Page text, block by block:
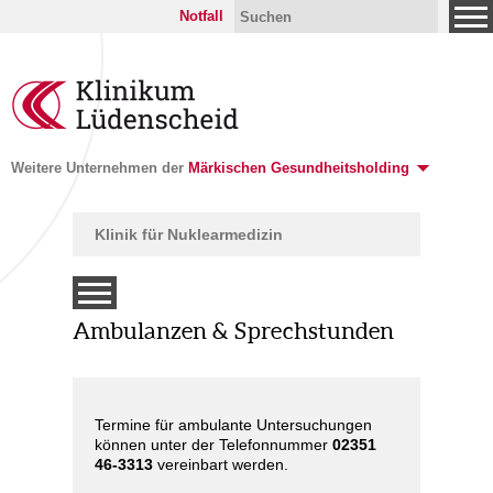
Notfall
Weitere Unternehmen der Märkischen Gesundheitsholding
Klinik für Nuklearmedizin
Ambulanzen & Sprechstunden
Termine für ambulante Untersuchungen
können unter der Telefonnummer 02351
46-3313 vereinbart werden.